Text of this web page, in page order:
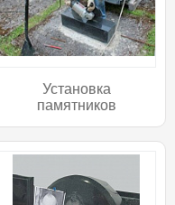
Установка
памятников